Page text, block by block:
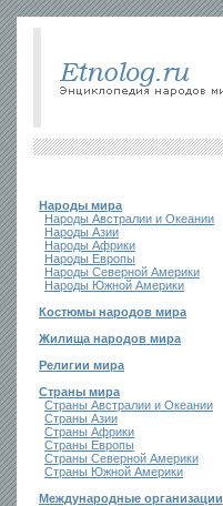
Народы мира
Народы Австралии и Океании
Народы Азии
Народы Африки
Народы Европы
Народы Северной Америки
Народы Южной Америки
Костюмы народов мира
Жилища народов мира
Религии мира
Страны мира
Страны Австралии и Океании
Страны Азии
Страны Африки
Страны Европы
Страны Северной Америки
Страны Южной Америки
Международные организации